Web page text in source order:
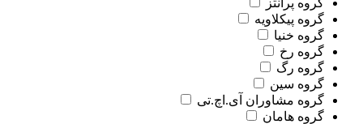
گروه پیکلاویه
گروه خنیا
گروه رخ
گروه رگ
گروه سین
گروه مشاوران آی.اچ.تی
گروه هامان